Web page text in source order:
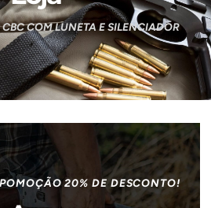
CBC COM LUNETA E SILENCIADOR
POMOÇÃO 20% DE DESCONTO!